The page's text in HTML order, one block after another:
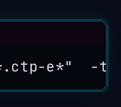
e*" -